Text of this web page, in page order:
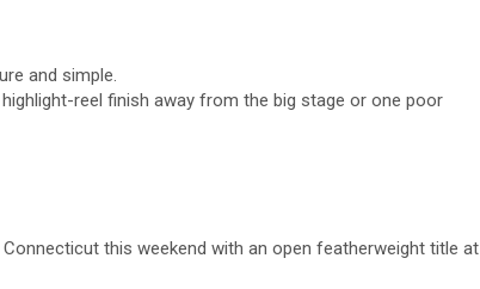
and simple.
reel finish away from the big stage or one poor
this weekend with an open featherweight title at